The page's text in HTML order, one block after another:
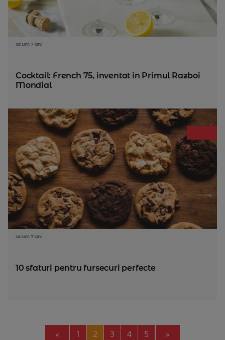
acum 7 ani
Cocktail: French 75, inventat in Primul Razboi
Mondial
acum 7 ani
10 sfaturi pentru fursecuri perfecte
« Previous
1 2 3 4 5 »